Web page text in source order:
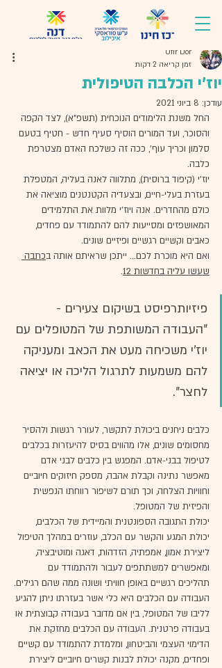
יוז'י הכלבה הטיפולית
Ofir Dor
זמן קריאה 2 דקות
עודכן: 8 ביוני 2021
החל משנת הלימודים הנוכחית (תשפ"א), לצד הקפה
והסוכר, ועד המורים הוסיף סעיף חדש - חטיף בטעם
סלמון וכריך עוף', ככה זה כשלכח האדם מצטרפת
כלבה.
יוז'י (קיפוד ברוסית), מתלווה לאנה בעליה, המטפלת
בעזרת בעלי-חיים, ובצעדיה הקטנטנים מוציאה את
כולם מהחדרים. אנה ויוז'י מלוות את התלמידים
המאושפזים ומסייעות להם להתמודד עם פחדים,
כאבים וקשיים רגשיים ופיזיים שונים.
ואם היא מוכרת לכם... ייתכן שראיתם אותה בכתבה
שעשו עליה בחדשות 12
.
פיזיותרפיסט בשיקום צעירים -
"העבודה המשותפת של המטופלים עם
יוז'י משכיחה מעט את הכאב ומעניקה
להם משמעות לתרגול הליכה או יציאה
לחצר".
כלבים ניחנים ביכולת לתקשר, לעורר רגשות ולהסיר
מחסומים שונים, אלו מהווים בסיס להיעזרות בכלבים
לטיפול בבני-אדם. המפגש בין כלבים לבני אדם
מאפשר נתינה וקבלת אהבה, מספק חיזוקים חיוביים
וחוויות הצלחה, וכך תורם לשיפור רווחתו הנפשית
והפיזית של המטופל.
יכולת התגובה הספונטנית והמיידית של הכלבים,
יכולת המגע והקשר עם הכלב, עוזרים במהלך הטיפול
ליצירת אמון, אמפתיה, הזדהות, דאגה ומוטיבציה,
ומאפשרים למשתתפים לעבור ולהתמודד עם
תהליכים רגשיים באופן חוויתי ושונה ממה שהם רגילים.
העבודה עם הכלבים היא כלי אשר בעזרתו ניתן להגיע
לליבו של המטופל, בין אם מדובר בעבודה קבוצתית או
בעבודה פרטנית. העבודה עם הכלבים מחזקת את
הדימוי העצמי והביטחון, ומלמדת להתמודד עם קשיים
ופחדים, מקנה יכולת לבנות קשרים חיוביים ליצירת